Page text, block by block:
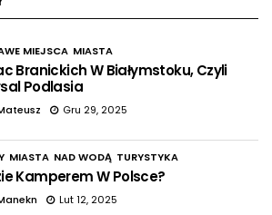
MIEJSCA MIASTA
Branickich W Białymstoku, Czyli
Podlasia
Gru 29, 2025
MIASTA NAD WODĄ TURYSTYKA
Kamperem W Polsce?
Lut 12, 2025